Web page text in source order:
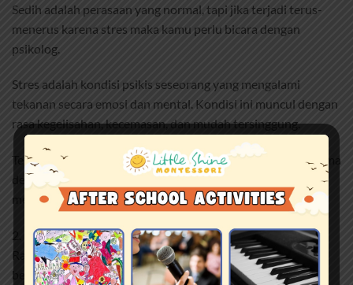
Sedih adalah perasaan yang normal, tapi jika terjadi terus-
menerus karena stres maka kamu perlu bicara dengan
psikolog.
Stres adalah kondisi psikis seseorang yang mengalami
tekanan secara emosi dan mental. Kondisi ini muncul dengan
rasa kegelisahan, kecemasan, dan mudah tersinggung.
Terlebih jika perasaan sedih berkepanjangan muncul bersama
dengan hilangnya minat beraktivitas dan membuat kamu
menarik diri dari pergaulan.
2. Kecemasan yang sulit terkendali
Rasa cemas merupakan perasaan yang wajar namun jika
berlebihan dan sulit untuk kamu kendalikan bisa